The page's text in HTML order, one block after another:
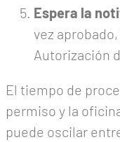
Espera la
vez
Autorización
El tiempo de
permiso y la
puede oscilar